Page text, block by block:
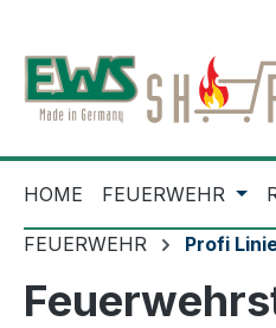
HOME FEUERWEHR
FEUERWEHR Profi